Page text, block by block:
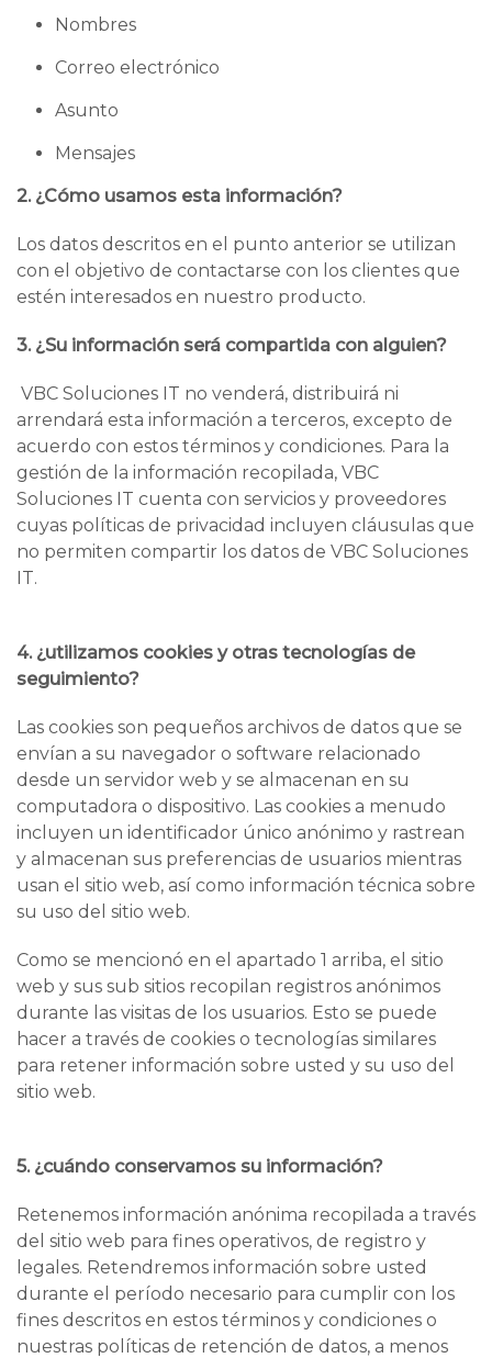
Nombres
Correo electrónico
Asunto
Mensajes
2. ¿Cómo usamos esta información?
Los datos descritos en el punto anterior se utilizan
con el objetivo de contactarse con los clientes que
estén interesados en nuestro producto.
3. ¿Su información será compartida con alguien?
VBC Soluciones IT no venderá, distribuirá ni
arrendará esta información a terceros, excepto de
acuerdo con estos términos y condiciones. Para la
gestión de la información recopilada, VBC
Soluciones IT cuenta con servicios y proveedores
cuyas políticas de privacidad incluyen cláusulas que
no permiten compartir los datos de VBC Soluciones
IT.
4. ¿utilizamos cookies y otras tecnologías de
seguimiento?
Las cookies son pequeños archivos de datos que se
envían a su navegador o software relacionado
desde un servidor web y se almacenan en su
computadora o dispositivo. Las cookies a menudo
incluyen un identificador único anónimo y rastrean
y almacenan sus preferencias de usuarios mientras
usan el sitio web, así como información técnica sobre
su uso del sitio web.
Como se mencionó en el apartado 1 arriba, el sitio
web y sus sub sitios recopilan registros anónimos
durante las visitas de los usuarios. Esto se puede
hacer a través de cookies o tecnologías similares
para retener información sobre usted y su uso del
sitio web.
5. ¿cuándo conservamos su información?
Retenemos información anónima recopilada a través
del sitio web para fines operativos, de registro y
legales. Retendremos información sobre usted
durante el período necesario para cumplir con los
fines descritos en estos términos y condiciones o
nuestras políticas de retención de datos, a menos